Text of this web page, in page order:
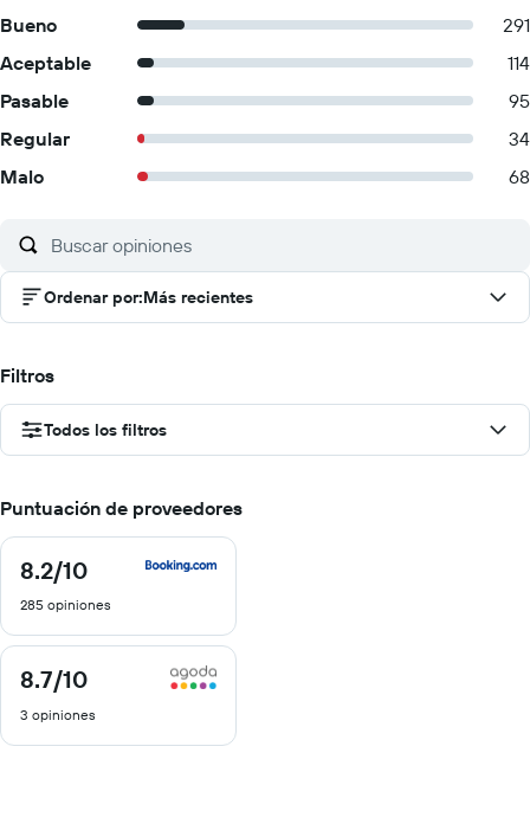
Bueno
291
Aceptable
114
Pasable
95
Regular
34
Malo
68
Ordenar por:Más recientes
Filtros
Todos los filtros
Puntuación de proveedores
8.2/10
8.2
10
285 opiniones
8.7/10
8.7
10
3 opiniones